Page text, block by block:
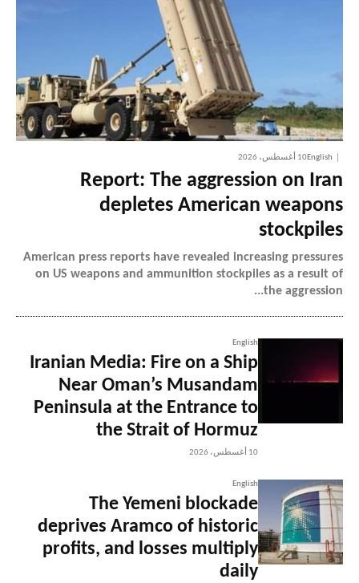
English10 أغسطس، 2026
Report: The aggression on Iran
depletes American weapons
stockpiles
American press reports have revealed increasing pressures
on US weapons and ammunition stockpiles as a result of
the aggression...
English
Iranian Media: Fire on a Ship
Near Oman’s Musandam
Peninsula at the Entrance to
the Strait of Hormuz
10 أغسطس، 2026
English
The Yemeni blockade
deprives Aramco of historic
profits, and losses multiply
daily